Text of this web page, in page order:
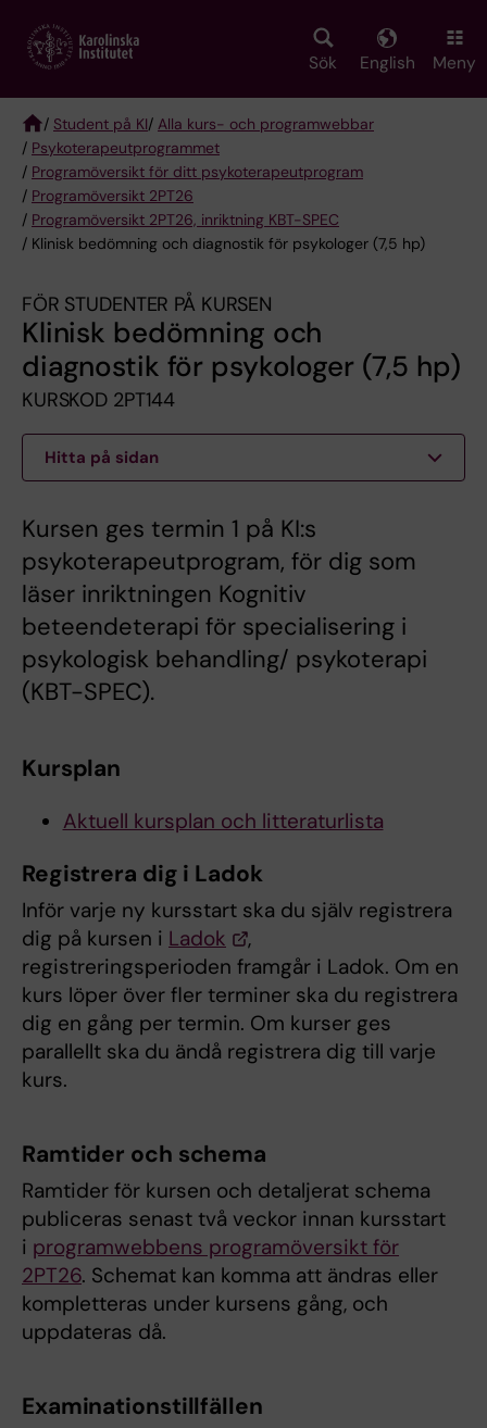
main
Sök English Meny
Breadcrumb
/ Student på KI/ Alla kurs- och programwebbar
/ Psykoterapeut­programmet
/ Programöversikt för ditt psykoterapeutprogram
/ Programöversikt 2PT26
/ Programöversikt 2PT26, inriktning KBT-SPEC
/ Klinisk bedömning och diagnostik för psykologer (7,5 hp)
FÖR STUDENTER PÅ KURSEN
Klinisk bedömning och
diagnostik för psykologer (7,5 hp)
KURSKOD 2PT144
Hitta på sidan
Kursen ges termin 1 på KI:s
psykoterapeutprogram, för dig som
läser inriktningen Kognitiv
beteendeterapi för specialisering i
psykologisk behandling/ psykoterapi
(KBT-SPEC).
Kursplan
Aktuell kursplan och litteraturlista
Registrera dig i Ladok
Inför varje ny kursstart ska du själv registrera
dig på kursen i Ladok
,
registreringsperioden framgår i Ladok. Om en
kurs löper över fler terminer ska du registrera
dig en gång per termin. Om kurser ges
parallellt ska du ändå registrera dig till varje
kurs.
Ramtider och schema
Ramtider för kursen och detaljerat schema
publiceras senast två veckor innan kursstart
i programwebbens programöversikt för
2PT26. Schemat kan komma att ändras eller
kompletteras under kursens gång, och
uppdateras då.
Examinationstillfällen